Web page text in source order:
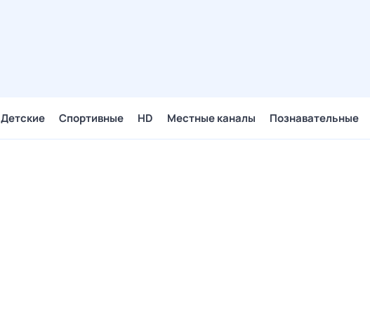
Детские Спортивные HD Местные каналы Познавательные